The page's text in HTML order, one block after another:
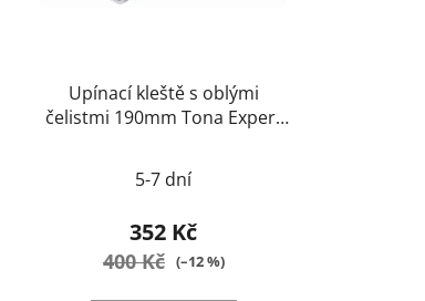
Upínací kleště s oblými
čelistmi 190mm Tona Expert
5-7 dní
352 Kč
400 Kč (–12 %)